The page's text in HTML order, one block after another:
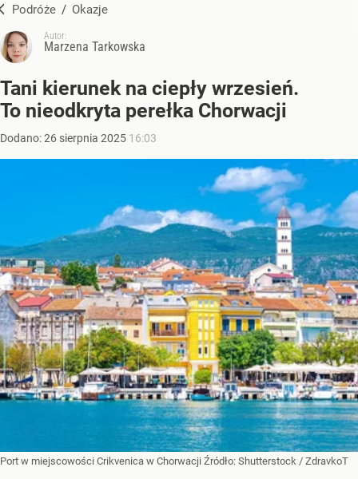
Podróże / Okazje
Autor:
Marzena Tarkowska
Tani kierunek na ciepły wrzesień.
To nieodkryta perełka Chorwacji
Dodano:26 sierpnia 2025 16:03
Port w miejscowości Crikvenica w Chorwacji Źródło: Shutterstock / ZdravkoT